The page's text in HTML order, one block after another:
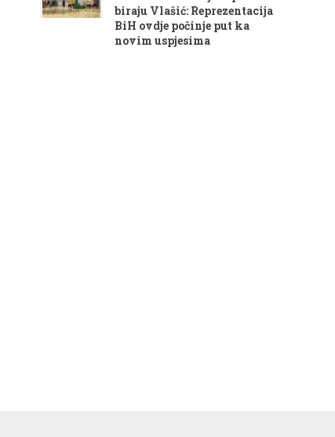
biraju Vlašić: Reprezentacija
BiH ovdje počinje put ka
novim uspjesima